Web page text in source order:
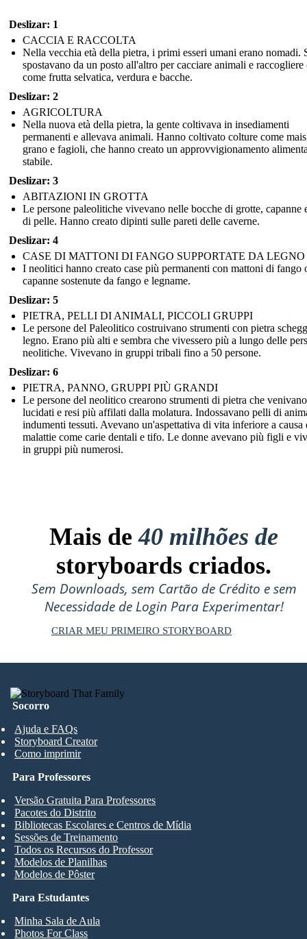
Deslizar: 1
CACCIA E RACCOLTA
Nella vecchia età della pietra, i primi esseri umani erano nomadi.
spostavano da un posto all'altro per cacciare animali e raccogliere
come frutta selvatica, verdura e bacche.
Deslizar: 2
AGRICOLTURA
Nella nuova età della pietra, la gente coltivava in insediamenti
permanenti e allevava animali. Hanno coltivato colture come
grano e fagioli, che hanno creato un approvvigionamento
stabile.
Deslizar: 3
ABITAZIONI IN GROTTA
Le persone paleolitiche vivevano nelle bocche di grotte, capanne
di pelle. Hanno creato dipinti sulle pareti delle caverne.
Deslizar: 4
CASE DI MATTONI DI FANGO SUPPORTATE DA LEGNO
I neolitici hanno creato case più permanenti con mattoni di fango
capanne sostenute da fango e legname.
Deslizar: 5
PIETRA, PELLI DI ANIMALI, PICCOLI GRUPPI
Le persone del Paleolitico costruivano strumenti con pietra
legno. Erano più alti e sembra che vivessero più a lungo delle
neolitiche. Vivevano in gruppi tribali fino a 50 persone.
Deslizar: 6
PIETRA, PANNO, GRUPPI PIÙ GRANDI
Le persone del neolitico crearono strumenti di pietra che venivano
lucidati e resi più affilati dalla molatura. Indossavano pelli di
indumenti tessuti. Avevano un'aspettativa di vita inferiore a causa
malattie come carie dentali e tifo. Le donne avevano più figli e
in gruppi più numerosi.
Mais de40 milhões de
storyboards criados.
Sem Downloads, sem Cartão de Crédito e sem
Necessidade de Login Para Experimentar!
CRIAR MEU PRIMEIRO STORYBOARD
Socorro
Ajuda e FAQs
Storyboard Creator
Como imprimir
Para Estudantes
Minha Sala de Aula
Photos For Class
Para Professores
Versão Gratuita Para Professores
Pacotes do Distrito
Bibliotecas Escolares e Centros de Mídia
Sessões de Treinamento
Todos os Recursos do Professor
Modelos de Planilhas
Modelos de Pôster